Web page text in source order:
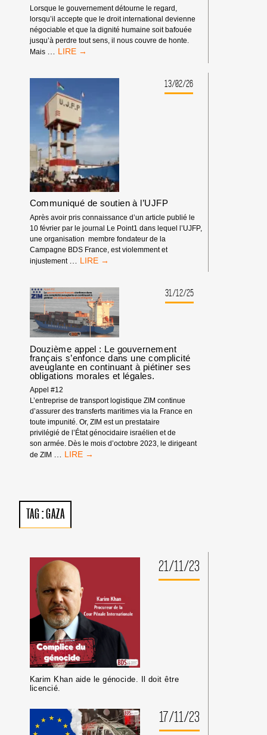
QUE
LA
MAJORITÉ
MONDIALE
Lorsque le gouvernement détourne le regard,
lorsqu’il accepte que le droit international devienne
négociable et que la dignité humaine soit bafouée
jusqu’à perdre tout sens, il nous couvre de honte.
Mais
COMMUNIQUÉ
À
FRANCESCA
ALBANESE
13/02/26
Communiqué de soutien à l’UJFP
Après avoir pris connaissance d’un article publié le
10 février par le journal Le Point1 dans lequel l’UJFP,
une organisation membre fondateur de la
Campagne BDS France, est violemment et
injustement
COMMUNIQUÉ
À
L’UJFP
31/12/25
Douzième appel : Le gouvernement
français s’enfonce dans une complicité
aveuglante en continuant à piétiner ses
obligations morales et légales.
Appel #12
L’entreprise de transport logistique ZIM continue
d’assurer des transferts maritimes via la France en
toute impunité. Or, ZIM est un prestataire
privilégié de l’État génocidaire israélien et de
son armée. Dès le mois d’octobre 2023, le dirigeant
de ZIM
DOUZIÈME
S’ENFONCE
DANS
UNE
EN
CONTINUANT
À
PIÉTINER
SES
OBLIGATIONS
MORALES
ET
LÉGALES.
TAG :GAZA
21/11/23
Karim Khan aide le génocide. Il doit être
licencié.
17/11/23